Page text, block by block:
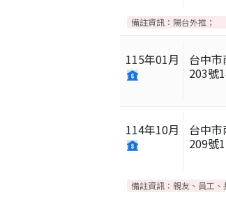
備註資訊： 陽台外推；
115年01月
台中
203號
114年10月
台中
209號
備註資訊： 親友、員工、